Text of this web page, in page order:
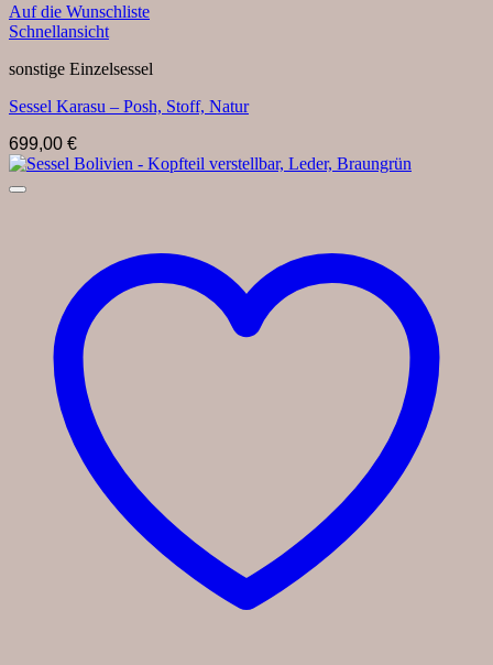
Auf die Wunschliste
Schnellansicht
sonstige Einzelsessel
Sessel Karasu – Posh, Stoff, Natur
699,00 €